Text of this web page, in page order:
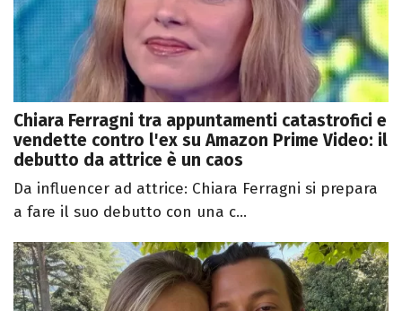
Chiara Ferragni tra appuntamenti catastrofici e
vendette contro l'ex su Amazon Prime Video: il
debutto da attrice è un caos
Da influencer ad attrice: Chiara Ferragni si prepara
a fare il suo debutto con una c...